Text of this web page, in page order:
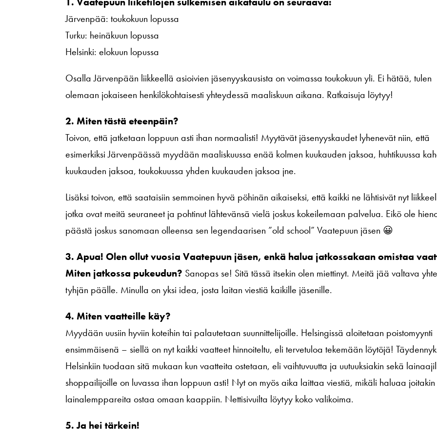
Järvenpää: toukokuun lopussa
Turku: heinäkuun lopussa
Helsinki: elokuun lopussa
Osalla Järvenpään liikkeellä asioivien jäsenyyskausista on voimassa toukokuun yli. Ei hätää, tulen
olemaan jokaiseen henkilökohtaisesti yhteydessä maaliskuun aikana. Ratkaisuja löytyy!
2. Miten tästä eteenpäin?
Toivon, että jatketaan loppuun asti ihan normaalisti! Myytävät jäsenyyskaudet lyhenevät niin, että
esimerkiksi Järvenpäässä myydään maaliskuussa enää kolmen kuukauden jaksoa, huhtikuussa
kuukauden jaksoa, toukokuussa yhden kuukauden jaksoa jne.
Lisäksi toivon, että saataisiin semmoinen hyvä pöhinän aikaiseksi, että kaikki ne lähtisivät nyt
jotka ovat meitä seuraneet ja pohtinut lähtevänsä vielä joskus kokeilemaan palvelua. Eikö ole
päästä joskus sanomaan olleensa sen legendaarisen ”old school” Vaatepuun jäsen 😀
3. Apua! Olen ollut vuosia Vaatepuun jäsen, enkä halua jatkossakaan omistaa
Miten jatkossa pukeudun? Sanopas se! Sitä tässä itsekin olen miettinyt. Meitä jää valtava
tyhjän päälle. Minulla on yksi idea, josta laitan viestiä kaikille jäsenille.
4. Miten vaatteille käy?
Myydään uusiin hyviin koteihin tai palautetaan suunnittelijoille. Helsingissä aloitetaan poistomyynti
ensimmäisenä – siellä on nyt kaikki vaatteet hinnoiteltu, eli tervetuloa tekemään löytöjä!
Helsinkiin tuodaan sitä mukaan kun vaatteita ostetaan, eli vaihtuvuutta ja uutuuksiakin sekä
shoppailijoille on luvassa ihan loppuun asti! Nyt on myös aika laittaa viestiä, mikäli haluaa
lainalemppareita ostaa omaan kaappiin. Nettisivuilta löytyy koko valikoima.
5. Ja hei tärkein!